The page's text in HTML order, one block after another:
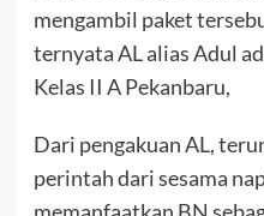
mengambil paket
ternyata AL alias Adul
Kelas II A Pekanbaru,
Dari pengakuan AL,
perintah dari sesama